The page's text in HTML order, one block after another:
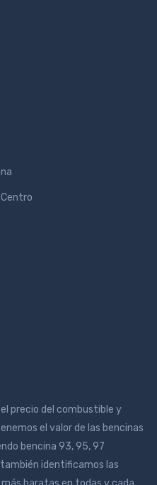
precio del combustible y
el valor de las bencinas
bencina 93, 95, 97
identificamos las